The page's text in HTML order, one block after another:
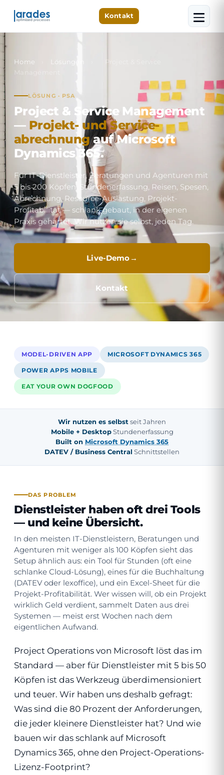
Kontakt
Home Lösungen
Project & Service
Management
LÖSUNG · PSA
Project & Service Management
— Projekt- und Service­
abrechnungauf Microsoft
Dynamics 365.
Für IT-Dienstleister, Beratungen und Agenturen mit
5 bis 200 Köpfen. Stunden­erfassung, Reisen, Spesen,
Abrechnung, Resource-Auslastung, Projekt-
Profitabilität — schlank gebaut, in der eigenen
Praxis gehärtet. Wir nutzen sie selbst, jeden Tag.
Live-Demo
Kontakt
MODEL-DRIVEN APP MICROSOFT DYNAMICS 365
POWER APPS MOBILE
EAT YOUR OWN DOGFOOD
Wir nutzen es selbst seit Jahren
Mobile + DesktopStundenerfassung
Built on Microsoft Dynamics 365
DATEV / Business Central Schnittstellen
DAS PROBLEM
Dienstleister haben oft drei Tools
— und keine Übersicht.
In den meisten IT-Dienstleistern, Beratungen und
Agenturen mit weniger als 100 Köpfen sieht das
Setup ähnlich aus: ein Tool für Stunden (oft eine
schlanke Cloud-Lösung), eines für die Buchhaltung
(DATEV oder lexoffice), und ein Excel-Sheet für die
Projekt-Profitabilität. Wer wissen will, ob ein Projekt
wirklich Geld verdient, sammelt Daten aus drei
Systemen — meist erst Wochen nach dem
eigentlichen Aufwand.
Project Operations von Microsoft löst das im
Standard — aber für Dienstleister mit 5 bis 50
Köpfen ist das Werkzeug überdimensioniert
und teuer. Wir haben uns deshalb gefragt:
Was sind die 80 Prozent der Anforderungen,
die jeder kleinere Dienstleister hat? Und wie
bauen wir das schlank auf Microsoft
Dynamics 365, ohne den Project-Operations-
Lizenz-Footprint?